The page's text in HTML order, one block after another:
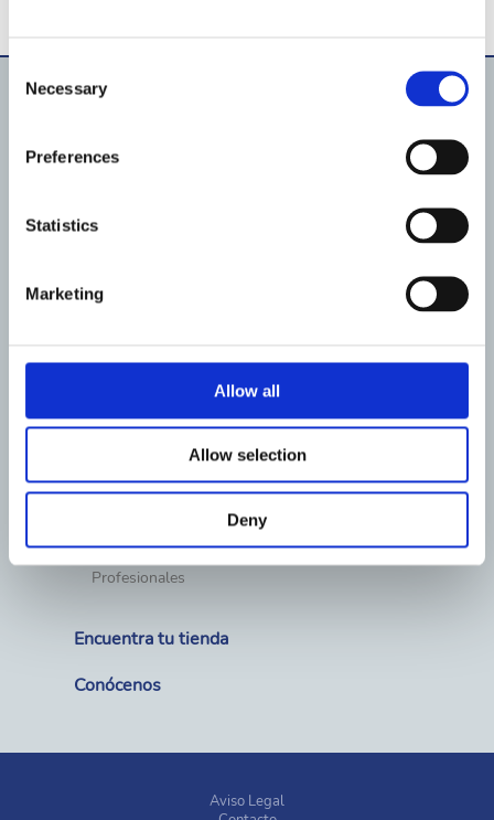
Selection
Necessary
Preferences
Statistics
Marketing
Allow all
Allow selection
Deny
Material de iluminación
Conducción de Fluidos
Material vaso piscina
Material para el tratamiento del agua
Productos químicos
Wellness, spas y saunas
Piscinas prefabricadas
Material de competición
Soluciones
Particulares
Profesionales
Encuentra tu tienda
Conócenos
Aviso Legal